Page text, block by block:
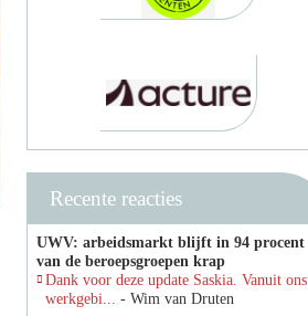
Recente reacties
UWV: arbeidsmarkt blijft in 94 procent
van de beroepsgroepen krap
Dank voor deze update Saskia. Vanuit ons
werkgebi... - Wim van Druten